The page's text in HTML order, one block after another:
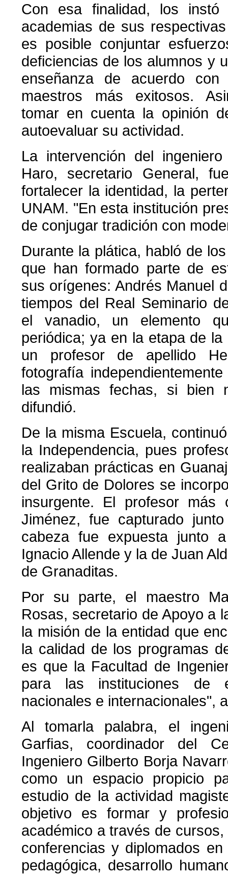
Con esa finalidad, los
academias de sus
es posible conjuntar
deficiencias de los alumnos y
enseñanza de acuerdo
maestros más exitosos.
tomar en cuenta la opinión
autoevaluar su actividad.
La intervención del
Haro, secretario General,
fortalecer la identidad, la
UNAM. "En esta institución
de conjugar tradición con
Durante la plática, habló de
que han formado parte de
sus orígenes: Andrés Manuel
tiempos del Real Seminario
el vanadio, un elemento
periódica; ya en la etapa de
un profesor de apellido
fotografía
las mismas fechas, si bien
difundió.
De la misma Escuela,
la Independencia, pues
realizaban prácticas en
del Grito de Dolores se
insurgente. El profesor más
Jiménez, fue capturado
cabeza fue expuesta junto
Ignacio Allende y la de Juan
de Granaditas.
Por su parte, el maestro
Rosas, secretario de Apoyo a
la misión de la entidad que
la calidad de los programas
es que la Facultad de
para las instituciones de
nacionales e internacionales",
Al tomarla palabra, el
Garfias, coordinador del
Ingeniero Gilberto Borja
como un espacio propicio
estudio de la actividad
objetivo es formar y
académico a través de
conferencias y diplomados
pedagógica, desarrollo